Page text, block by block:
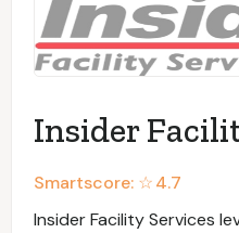
Insider
Smartscore: ☆4.7
Insider Facility Services